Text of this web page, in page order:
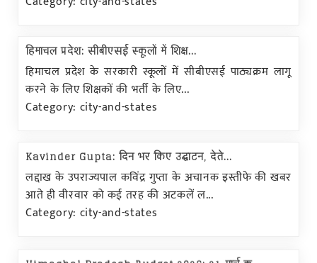
हिमाचल प्रदेश: सीबीएसई स्कूलों में शिक्ष...
हिमाचल प्रदेश के सरकारी स्कूलों में सीबीएसई पाठ्यक्रम लागू
करने के लिए शिक्षकों की भर्ती के लिए...
Category: city-and-states
Kavinder Gupta: दिन भर किए उद्घाटन, देते...
लद्दाख के उपराज्यपाल कविंद्र गुप्ता के अचानक इस्तीफे की खबर
आते ही वीरवार को कई तरह की अटकलें ल...
Category: city-and-states